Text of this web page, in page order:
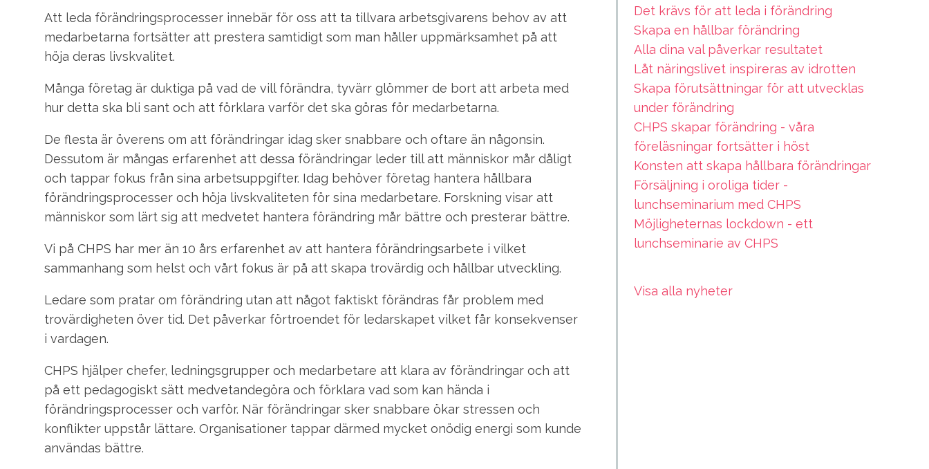
Att leda förändringsprocesser innebär för oss att ta tillvara arbetsgivarens behov av att
medarbetarna fortsätter att prestera samtidigt som man håller uppmärksamhet på att
höja deras livskvalitet.
Många företag är duktiga på vad de vill förändra, tyvärr glömmer de bort att arbeta med
hur detta ska bli sant och att förklara varför det ska göras för medarbetarna.
De flesta är överens om att förändringar idag sker snabbare och oftare än någonsin.
Dessutom är mångas erfarenhet att dessa förändringar leder till att människor mår dåligt
och tappar fokus från sina arbetsuppgifter. Idag behöver företag hantera hållbara
förändringsprocesser och höja livskvaliteten för sina medarbetare. Forskning visar att
människor som lärt sig att medvetet hantera förändring mår bättre och presterar bättre.
Vi på CHPS har mer än 10 års erfarenhet av att hantera förändringsarbete i vilket
sammanhang som helst och vårt fokus är på att skapa trovärdig och hållbar utveckling.
Ledare som pratar om förändring utan att något faktiskt förändras får problem med
trovärdigheten över tid. Det påverkar förtroendet för ledarskapet vilket får konsekvenser
i vardagen.
CHPS hjälper chefer, ledningsgrupper och medarbetare att klara av förändringar och att
på ett pedagogiskt sätt medvetandegöra och förklara vad som kan hända i
förändringsprocesser och varför. När förändringar sker snabbare ökar stressen och
konflikter uppstår lättare. Organisationer tappar därmed mycket onödig energi som kunde
användas bättre.
Det krävs för att leda i förändring
Skapa en hållbar förändring
Alla dina val påverkar resultatet
Låt näringslivet inspireras av idrotten
Skapa förutsättningar för att utvecklas
under förändring
CHPS skapar förändring - våra
föreläsningar fortsätter i höst
Konsten att skapa hållbara förändringar
Försäljning i oroliga tider -
lunchseminarium med CHPS
Möjligheternas lockdown - ett
lunchseminarie av CHPS
Visa alla nyheter